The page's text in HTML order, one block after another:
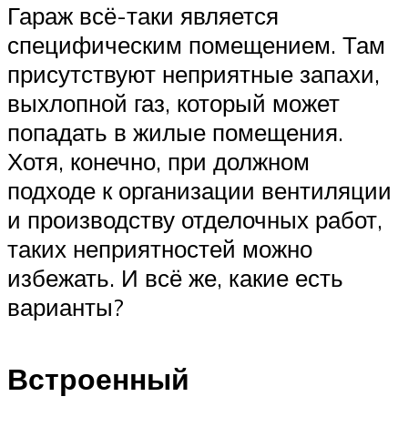
Гараж всё-таки является
специфическим помещением. Там
присутствуют неприятные запахи,
выхлопной газ, который может
попадать в жилые помещения.
Хотя, конечно, при должном
подходе к организации вентиляции
и производству отделочных работ,
таких неприятностей можно
избежать. И всё же, какие есть
варианты?
Встроенный